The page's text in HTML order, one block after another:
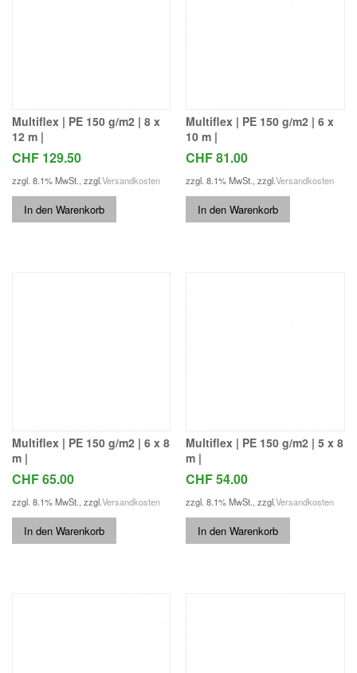
Multiflex | PE 150 g/m2 | 8 x
12 m |
CHF 129.50
zzgl. 8.1% MwSt., zzgl.Versandkosten
In den Warenkorb
Multiflex | PE 150 g/m2 | 6 x
10 m |
CHF 81.00
zzgl. 8.1% MwSt.,zzgl.Versandkosten
In den Warenkorb
Multiflex | PE 150 g/m2 | 6 x 8
m |
CHF 65.00
zzgl. 8.1% MwSt., zzgl.Versandkosten
In den Warenkorb
Multiflex | PE 150 g/m2 | 5 x 8
m |
CHF 54.00
zzgl. 8.1% MwSt.,zzgl.Versandkosten
In den Warenkorb